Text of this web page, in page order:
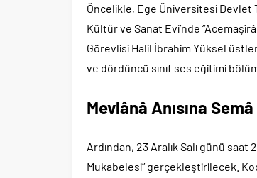
Öncelikle, Ege Üniversitesi Devlet
Kültür ve Sanat Evi’nde
Görevlisi Halil İbrahim Yüksel
ve dördüncü sınıf ses eğitimi
Mevlânâ Anısına
Ardından, 23 Aralık Salı günü
Mukabelesi” gerçekleştirilecek.